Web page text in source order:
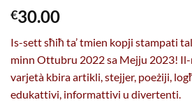
€30.00
Is-sett sħiħ ta’ tmien kopji stampati
minn Ottubru 2022 sa Mejju 2023!
varjetà kbira artikli, stejjer, poeżiji,
edukattivi, informattivi u divertenti.